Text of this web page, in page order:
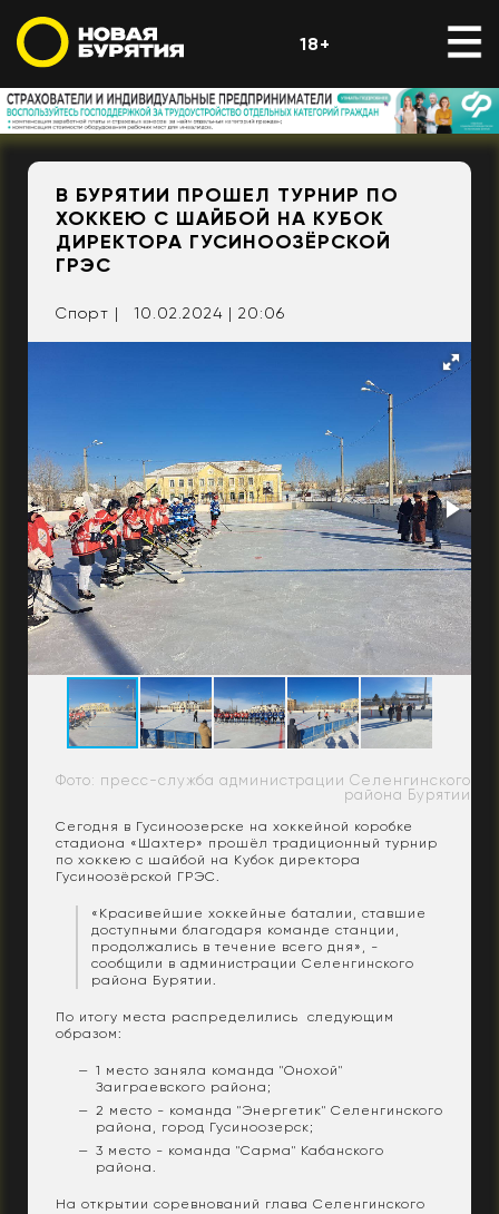
18+
В БУРЯТИИ ПРОШЕЛ ТУРНИР ПО
ХОККЕЮ С ШАЙБОЙ НА КУБОК
ДИРЕКТОРА ГУСИНООЗЁРСКОЙ
ГРЭС
Спорт | 10.02.2024 | 20:06
Фото: пресс-служба администрации Селенгинского
района Бурятии
Сегодня в Гусиноозерске на хоккейной коробке
стадиона «Шахтер» прошёл традиционный турнир
по хоккею с шайбой на Кубок директора
Гусиноозёрской ГРЭС.
«Красивейшие хоккейные баталии, ставшие
доступными благодаря команде станции,
продолжались в течение всего дня», -
сообщили в администрации Селенгинского
района Бурятии.
По итогу места распределились следующим
образом:
1 место заняла команда "Онохой"
Заиграевского района;
2 место - команда "Энергетик" Селенгинского
района, город Гусиноозерск;
3 место - команда "Сарма" Кабанского
района.
На открытии соревнований глава Селенгинского